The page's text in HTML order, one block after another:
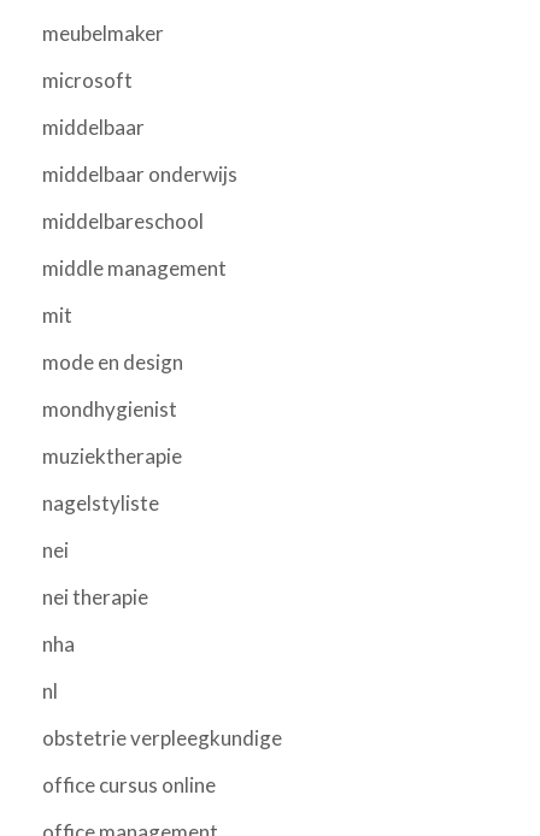
meubelmaker
microsoft
middelbaar
middelbaar onderwijs
middelbareschool
middle management
mit
mode en design
mondhygienist
muziektherapie
nagelstyliste
nei
nei therapie
nha
nl
obstetrie verpleegkundige
office cursus online